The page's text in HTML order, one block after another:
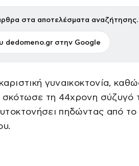
στα αποτελέσματα αναζήτησης.
dedomeno.gr στην Google
γυναικοκτονία,
τη 44χρονη σύζυγό
πηδώντας από το